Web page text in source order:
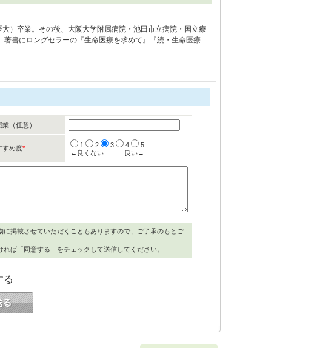
）卒業。その後、大阪大学附属病院・池田市立病院・国立療
書にロングセラーの『生命医療を求めて』『続・生命医療
業（任意）
すめ度* 1 2 3 4
5
←良くない
良い→
掲載させていただくこともありますので、ご了承のもとご
れば「同意する」をチェックして送信してください。
る